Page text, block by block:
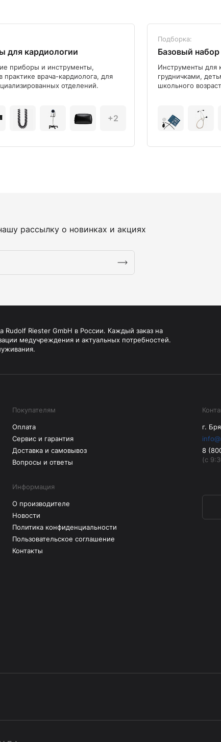
для кардиологии
приборы и инструменты,
врача-кардиолога, для
отделений.
+2
Подборка:
Базовый набор
Инструменты для
грудничками,
школьного
рассылку о новинках и акциях
Riester GmbH в России. Каждый заказ на
медучреждения и актуальных потребностей.
Покупателям
Оплата
Сервис и гарантия
Доставка и самовывоз
Вопросы и ответы
Информация
О производителе
Новости
Политика конфиденциальности
Пользовательское соглашение
Контакты
г.
8
(с